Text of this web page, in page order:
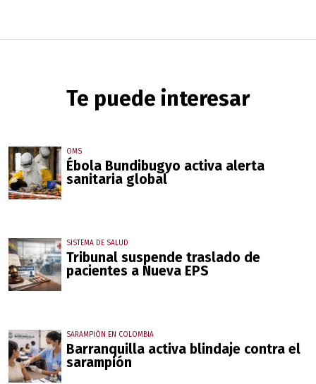
Te puede interesar
OMS
Ébola Bundibugyo activa alerta
sanitaria global
SISTEMA DE SALUD
Tribunal suspende traslado de
pacientes a Nueva EPS
SARAMPIÓN EN COLOMBIA
Barranquilla activa blindaje contra el
sarampión